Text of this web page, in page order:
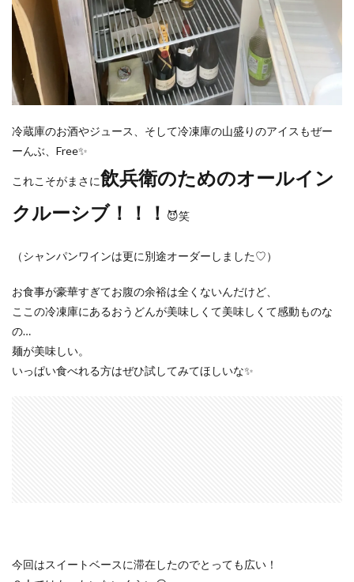
冷蔵庫のお酒やジュース、そして冷凍庫の山盛りのアイスもぜー
ーんぶ、Free✨
これこそがまさに飲兵衛のためのオールイン
クルーシブ！！！ 😈笑
（シャンパンワインは更に別途オーダーしました♡）
お食事が豪華すぎてお腹の余裕は全くないんだけど、
ここの冷凍庫にあるおうどんが美味しくて美味しくて感動ものな
の…
麺が美味しい。
いっぱい食べれる方はぜひ試してみてほしいな✨
今回はスイートベースに滞在したのでとっても広い！